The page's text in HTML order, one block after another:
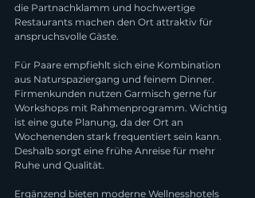
die Partnachklamm und hochwertige
Restaurants machen den Ort attraktiv für
anspruchsvolle Gäste.
Für Paare empfiehlt sich eine Kombination
aus Naturspaziergang und feinem Dinner.
Firmenkunden nutzen Garmisch gerne für
Workshops mit Rahmenprogramm. Wichtig
ist eine gute Planung, da der Ort an
Wochenenden stark frequentiert sein kann.
Deshalb sorgt eine frühe Anreise für mehr
Ruhe und Qualität.
Ergänzend bieten moderne Wellnesshotels